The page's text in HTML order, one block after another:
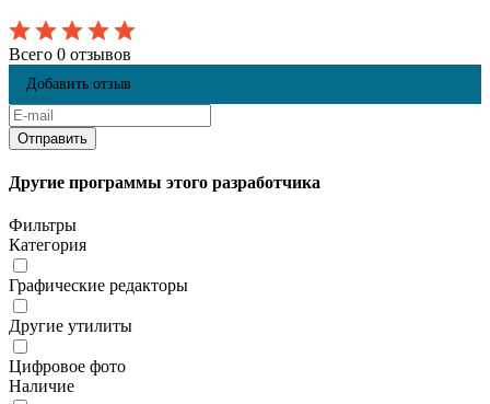
Всего 0 отзывов
Добавить отзыв
Другие программы этого разработчика
Фильтры
Категория
Графические редакторы
Другие утилиты
Цифровое фото
Наличие